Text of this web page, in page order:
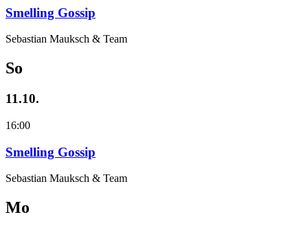
Smelling Gossip
Sebastian Mauksch & Team
So
11.10.
16:00
Smelling Gossip
Sebastian Mauksch & Team
Mo